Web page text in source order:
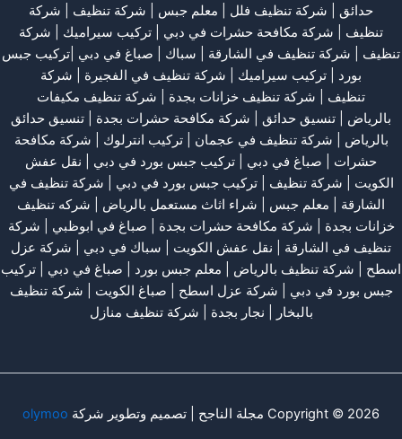
حدائق
شركة تنظيف فلل معلم جبس شركة تنظيف
شركة
تنظيف
شركة مكافحة حشرات في دبي تركيب سيراميك
شركة
تنظيف
شركة تنظيف في الشارقة | سباك | صباغ في دبي |تركيب جبس
بورد | تركيب سيراميك شركة تنظيف في الفجيرة
شركة
تنظيف
شركة تنظيف خزانات بجدة
شركة تنظيف مكيفات
بالرياض
تنسيق حدائق شركة مكافحة حشرات بجدة
تنسيق حدائق
بالرياض
شركة تنظيف في عجمان | تركيب انترلوك | شركة مكافحة
حشرات
صباغ في دبي تركيب جبس بورد في دبي
نقل عفش
الكويت
شركة تنظيف |تركيب جبس بورد في دبي
شركة تنظيف في
الشارقة
معلم جبس شراء اثاث مستعمل بالرياض
شركه تنظيف
خزانات بجدة
شركة مكافحة حشرات بجدة صباغ في ابوظبي
شركة
تنظيف في الشارقة
نقل عفش الكويت | سباك في دبي | شركة عزل
اسطح
شركة تنظيف بالرياض معلم جبس بورد صباغ في دبي
تركيب
جبس بورد في دبي
شركة عزل اسطح صباغ الكويت
شركة تنظيف
بالبخار
نجار بجدة شركة تنظيف منازل
Copyright © 2026 مجلة الناجح | تصميم وتطوير شركة olymoo